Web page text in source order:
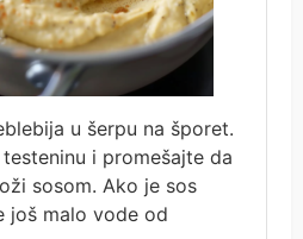
u šerpu na šporet.
i promešajte da
sosom. Ako je sos
još malo vode od